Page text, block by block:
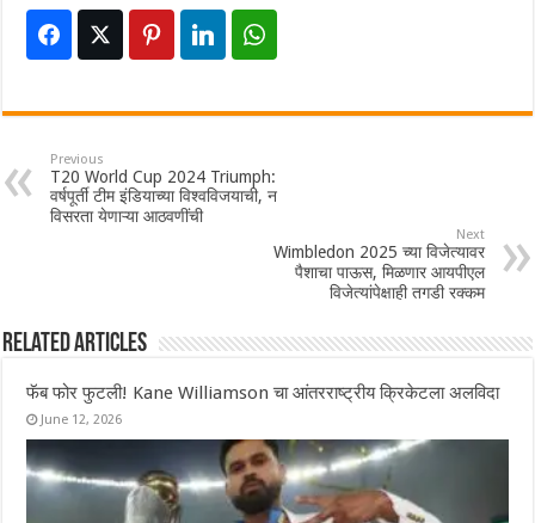
Previous
T20 World Cup 2024 Triumph:
वर्षपूर्ती टीम इंडियाच्या विश्वविजयाची, न
विसरता येणाऱ्या आठवणींची
Next
Wimbledon 2025 च्या विजेत्यावर
पैशाचा पाऊस, मिळणार आयपीएल
विजेत्यांपेक्षाही तगडी रक्कम
Related Articles
फॅब फोर फुटली! Kane Williamson चा आंतरराष्ट्रीय क्रिकेटला अलविदा
June 12, 2026